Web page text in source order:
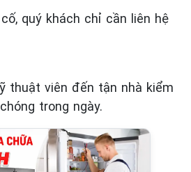
quý khách chỉ cần liên hệ
thuật viên đến tận nhà kiểm
trong ngày.